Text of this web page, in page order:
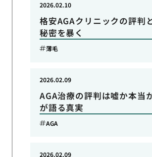
格安AGAクリニックの評判
秘密を暴く
2026.02.10
薄毛
AGA治療の評判は嘘か本当
が語る真実
2026.02.09
AGA
2026.02.09